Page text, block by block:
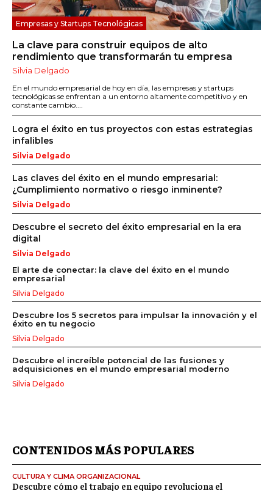
Empresas y Startups Tecnológicas
La clave para construir equipos de alto
rendimiento que transformarán tu empresa
Silvia Delgado
En el mundo empresarial de hoy en día, las empresas y startups
tecnológicas se enfrentan a un entorno altamente competitivo y en
constante cambio....
Logra el éxito en tus proyectos con estas estrategias
infalibles
Silvia Delgado
Las claves del éxito en el mundo empresarial:
¿Cumplimiento normativo o riesgo inminente?
Silvia Delgado
Descubre el secreto del éxito empresarial en la era
digital
Silvia Delgado
El arte de conectar: la clave del éxito en el mundo
empresarial
Silvia Delgado
Descubre los 5 secretos para impulsar la innovación y el
éxito en tu negocio
Silvia Delgado
Descubre el increíble potencial de las fusiones y
adquisiciones en el mundo empresarial moderno
Silvia Delgado
CONTENIDOS MÁS POPULARES
CULTURA Y CLIMA ORGANIZACIONAL
Descubre cómo el trabajo en equipo revoluciona el